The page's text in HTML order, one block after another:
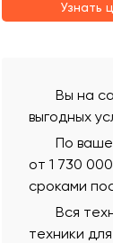
Узнать
Вы на
выгодных
По
от 1 730
сроками
Вся
техники